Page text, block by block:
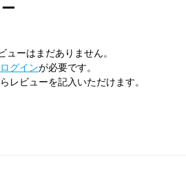
ューはまだありません。
ログインが必要です。
レビューを記入いただけます。